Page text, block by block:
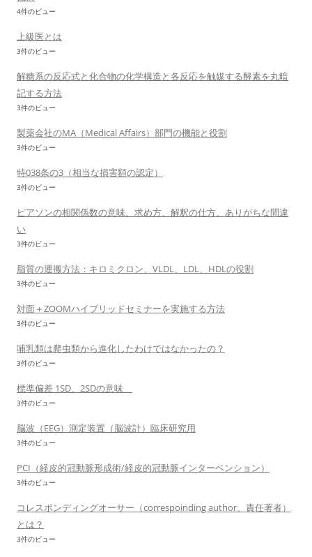
4件のビュー
上級医とは
3件のビュー
解糖系の反応式と化合物の化学構造と各反応を触媒する酵素を丸暗
記する方法
3件のビュー
製薬会社のMA（Medical Affairs）部門の機能と役割
3件のビュー
特038条の3（相当な損害額の認定）
3件のビュー
ピアソンの相関係数の意味、求め方、解釈の仕方、ありがちな間違
い
3件のビュー
脂質の運搬方法：キロミクロン、VLDL、LDL、HDLの役割
3件のビュー
対面＋ZOOMハイブリッドセミナーを実施する方法
3件のビュー
哺乳類は爬虫類から進化したわけではなかったの？
3件のビュー
標準偏差 1SD、2SDの意味
3件のビュー
脳波（EEG）測定装置（脳波計）臨床研究用
3件のビュー
PCI（経皮的冠動脈形成術/経皮的冠動脈インターベンション）
3件のビュー
コレスポンディングオーサー（correspoinding author、責任著者）
とは？
3件のビュー